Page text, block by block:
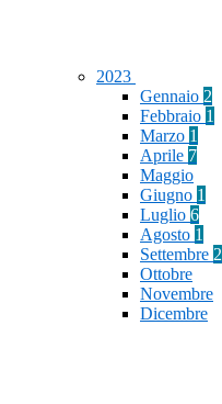
2023
Gennaio 2
Febbraio 1
Marzo 1
Aprile 7
Maggio
Giugno 1
Luglio 6
Agosto 1
Settembre 2
Ottobre
Novembre
Dicembre